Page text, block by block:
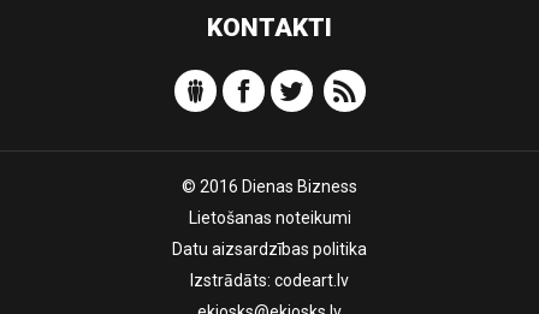
KONTAKTI
© 2016 Dienas Bizness
Lietošanas noteikumi
Datu aizsardzības politika
Izstrādāts: codeart.lv